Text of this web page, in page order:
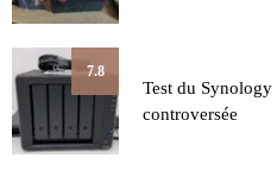
7.8
Test du
controversée